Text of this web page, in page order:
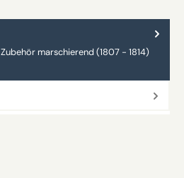
marschierend (1807 - 1814)